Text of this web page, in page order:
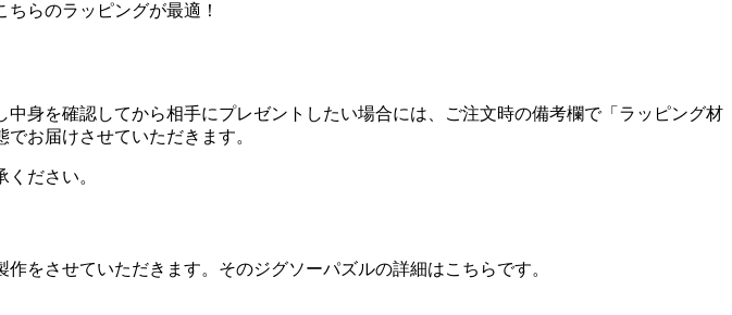
らのラッピングが最適！
身を確認してから相手にプレゼントしたい場合には、ご注文時の備考欄で「ラッピング材
お届けさせていただきます。
ださい。
をさせていただきます。そのジグソーパズルの詳細はこちらです。